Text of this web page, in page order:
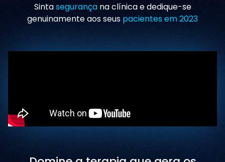
Sintasegurançana clínica e dedique-se
genuinamente aos seus pacientes em 2023